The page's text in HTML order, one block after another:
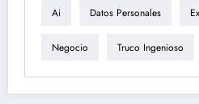
Ai Datos Personales
Negocio Truco Ingenioso